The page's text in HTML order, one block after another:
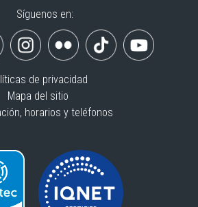
Síguenos en:
de privacidad
Mapa del sitio
horarios y teléfonos